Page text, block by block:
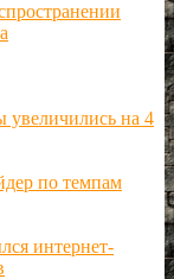
увеличились на 4
по темпам
интернет-